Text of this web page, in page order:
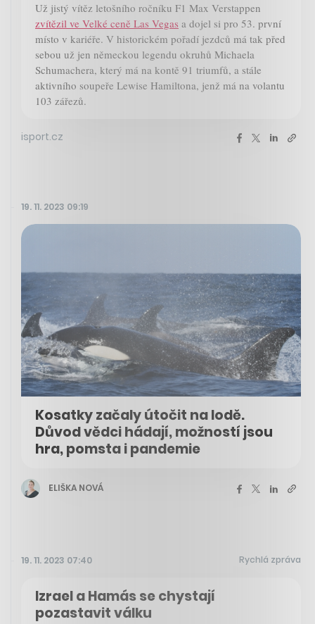
Už jistý vítěz letošního ročníku F1 Max Verstappen
zvítězil ve Velké ceně Las Vegas a dojel si pro 53. první
místo v kariéře. V historickém pořadí jezdců má tak před
sebou už jen německou legendu okruhů Michaela
Schumachera, který má na kontě 91 triumfů, a stále
aktivního soupeře Lewise Hamiltona, jenž má na volantu
103 zářezů.
isport.cz
19. 11. 2023 09:19
Kosatky začaly útočit na lodě.
Důvod vědci hádají, možností jsou
hra, pomsta i pandemie
ELIŠKA NOVÁ
19. 11. 2023 07:40 Rychlá zpráva
Izrael a Hamás se chystají
pozastavit válku